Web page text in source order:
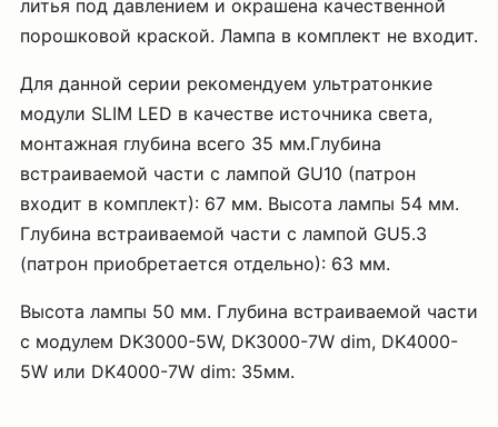
литья под давлением и окрашена качественной
порошковой краской. Лампа в комплект не входит.
Для данной серии рекомендуем ультратонкие
модули SLIM LED в качестве источника света,
монтажная глубина всего 35 мм.Глубина
встраиваемой части с лампой GU10 (патрон
входит в комплект): 67 мм. Высота лампы 54 мм.
Глубина встраиваемой части с лампой GU5.3
(патрон приобретается отдельно): 63 мм.
Высота лампы 50 мм. Глубина встраиваемой части
с модулем DK3000-5W, DK3000-7W dim, DK4000-
5W или DK4000-7W dim: 35мм.